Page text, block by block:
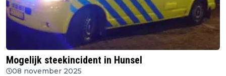
Mogelijk steekincident in Hunsel
08 november 2025